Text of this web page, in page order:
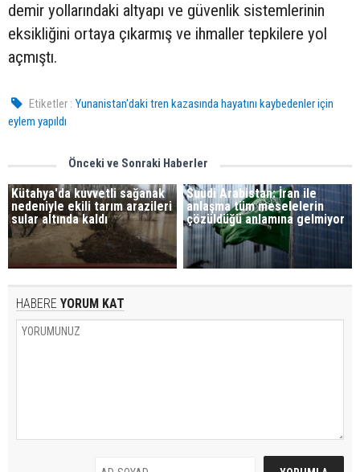
demir yollarındaki altyapı ve güvenlik sistemlerinin
eksikliğini ortaya çıkarmış ve ihmaller tepkilere yol
açmıştı.
Etiketler : Yunanistan'daki tren kazasında hayatını kaybedenler için
eylem yapıldı
Önceki ve Sonraki Haberler
Kütahya'da kuvvetli sağanak
nedeniyle ekili tarım arazileri
sular altında kaldı
Suudi Arabistan: İran ile
anlaşma tüm meselelerin
çözüldüğü anlamına gelmiyor
HABERE YORUM KAT